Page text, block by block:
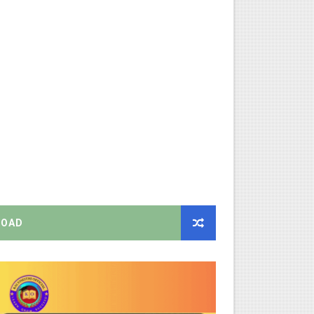
அதிரடி தெளிவுரை உத்தரவு!
புதிய தெளிவுரை: முக்கிய செயல்முறைகள் வெளியீடு!
அன்று நடைபெறுகிறது - நிகழ்ச்சி நிரல் மற்றும் முக்கிய